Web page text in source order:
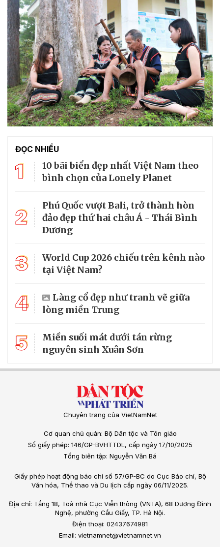
ĐỌC NHIỀU
1
10 bãi biển đẹp nhất Việt Nam theo
bình chọn của Lonely Planet
2
Phú Quốc vượt Bali, trở thành hòn
đảo đẹp thứ hai châu Á - Thái Bình
Dương
3
World Cup 2026 chiếu trên kênh nào
tại Việt Nam?
4
Làng cổ đẹp như tranh vẽ giữa
lòng miền Trung
5
Miền suối mát dưới tán rừng
nguyên sinh Xuân Sơn
Chuyên trang của VietNamNet
Cơ quan chủ quản: Bộ Dân tộc và Tôn giáo
Số giấy phép: 146/GP-BVHTTDL, cấp ngày 17/10/2025
Tổng biên tập: Nguyễn Văn Bá
Giấy phép hoạt động báo chí số 57/GP-BC do Cục Báo chí, Bộ
Văn hóa, Thể thao và Du lịch cấp ngày 06/11/2025.
Địa chỉ: Tầng 18, Toà nhà Cục Viễn thông (VNTA), 68 Dương Đình
Nghệ, phường Cầu Giấy, TP. Hà Nội.
Điện thoại: 02437674981
Email: vietnamnet@vietnamnet.vn